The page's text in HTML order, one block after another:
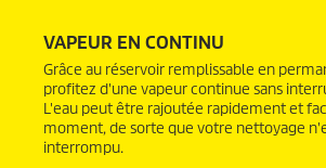
VAPEUR EN CONTINU
Grâce au réservoir remplissable en
profitez d'une vapeur continue sans
L'eau peut être rajoutée rapidement et
moment, de sorte que votre nettoyage
interrompu.